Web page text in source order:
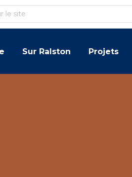
Sur Ralston Projets